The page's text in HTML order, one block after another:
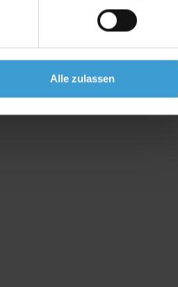
Alle zulassen